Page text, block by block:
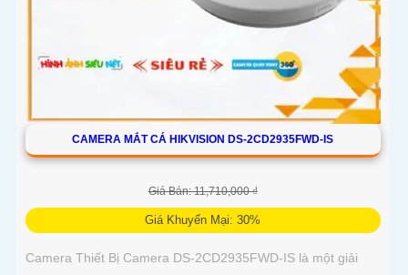
CAMERA MẮT CÁ HIKVISION DS-2CD2935FWD-IS
Giá Bán: 11,710,000 ₫
Giá Khuyến Mại: 30%
Camera Thiết Bị Camera DS-2CD2935FWD-IS là một giải